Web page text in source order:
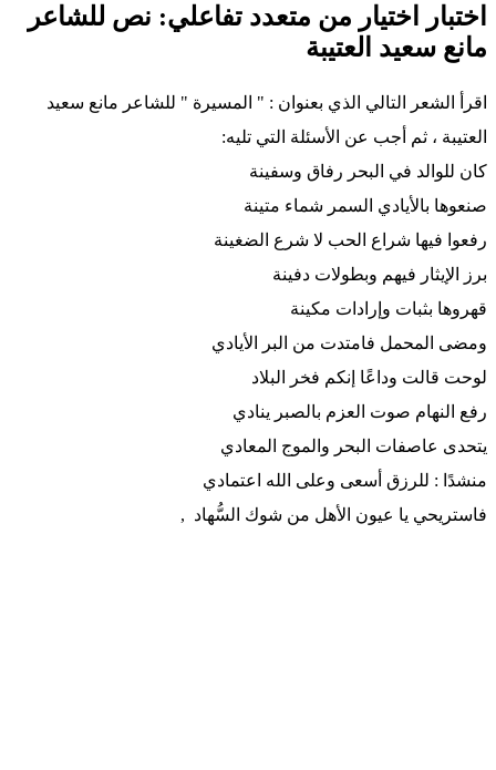
اختبار اختيار من متعدد تفاعلي: نص للشاعر
مانع سعيد العتيبة
اقرأ الشعر التالي الذي بعنوان : " المسيرة " للشاعر مانع سعيد
العتيبة ، ثم أجب عن الأسئلة التي تليه:
كان للوالد في البحر رفاق وسفينة
صنعوها بالأيادي السمر شماء متينة
رفعوا فيها شراع الحب لا شرع الضغينة
برز الإيثار فيهم وبطولات دفينة
قهروها بثبات وإرادات مكينة
ومضى المحمل فامتدت من البر الأيادي
لوحت قالت وداعًا إنكم فخر البلاد
رفع النهام صوت العزم بالصبر ينادي
يتحدى عاصفات البحر والموج المعادي
منشدًا : للرزق أسعى وعلى الله اعتمادي
فاستريحي يا عيون الأهل من شوك السُّهاد ,